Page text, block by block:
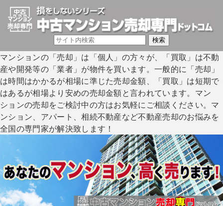
マンションの「売却」は「個人」の方々が、「買取」は不動
産や開発等の「業者」が物件を買います。一般的に「売却」
は時間はかかるが相場に準じた売却金額、「買取」は短期で
はあるが相場より安めの売却金額と言われています。マン
ションの売却をご検討中の方はお気軽にご相談ください。マ
ンション、アパート、相続不動産など不動産売却のお悩みを
全国の専門家が解決致します！